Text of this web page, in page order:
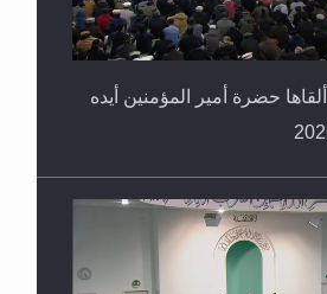
حضرة أمير المؤمنين أيده